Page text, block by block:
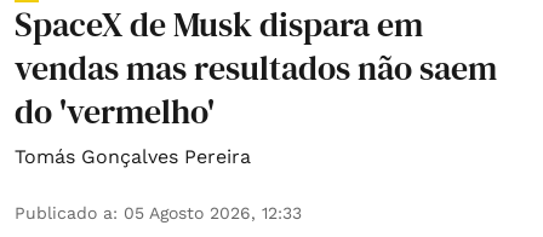
SpaceX de Musk dispara em
vendas mas resultados não saem
do 'vermelho'
Tomás Gonçalves Pereira
Publicado a: 05 Agosto 2026, 12:33